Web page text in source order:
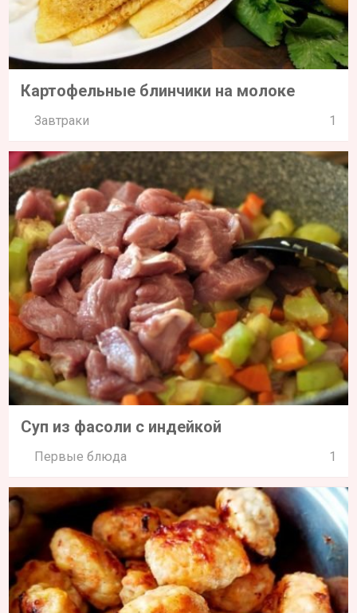
Картофельные блинчики на молоке
Завтраки 1
Суп из фасоли с индейкой
Первые блюда 1